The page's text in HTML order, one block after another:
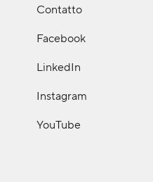
Contatto
Facebook
LinkedIn
Instagram
YouTube